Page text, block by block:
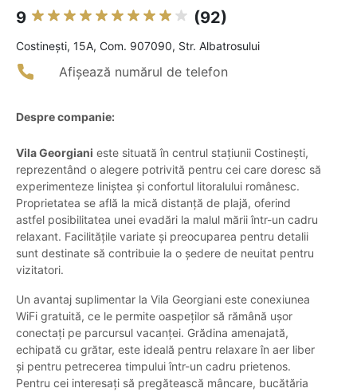
9 (92)
Costineşti, 15A, Com. 907090, Str. Albatrosului
Afișează numărul de telefon
Despre companie:
Vila Georgiani este situată în centrul stațiunii Costinești,
reprezentând o alegere potrivită pentru cei care doresc să
experimenteze liniștea și confortul litoralului românesc.
Proprietatea se află la mică distanță de plajă, oferind
astfel posibilitatea unei evadări la malul mării într-un cadru
relaxant. Facilitățile variate și preocuparea pentru detalii
sunt destinate să contribuie la o ședere de neuitat pentru
vizitatori.
Un avantaj suplimentar la Vila Georgiani este conexiunea
WiFi gratuită, ce le permite oaspeților să rămână ușor
conectați pe parcursul vacanței. Grădina amenajată,
echipată cu grătar, este ideală pentru relaxare în aer liber
și pentru petrecerea timpului într-un cadru prietenos.
Pentru cei interesați să pregătească mâncare, bucătăria